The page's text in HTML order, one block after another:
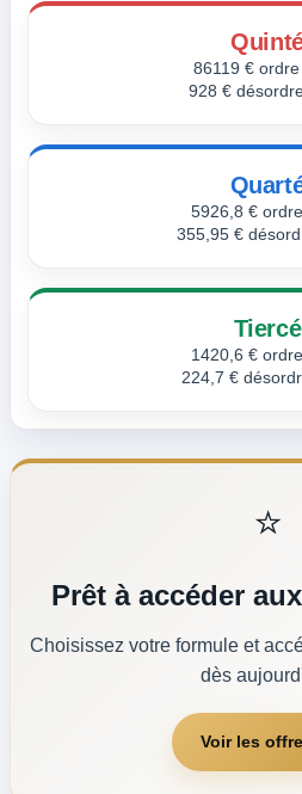
86119 € ordre
928 €
5926,8 €
355,95 €
Tiercé
1420,6 €
224,7 €
⭐
Prêt à accéder
Choisissez votre formule et
dès
Voir les